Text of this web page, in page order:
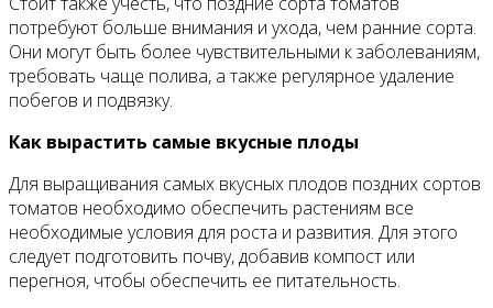
потребуют больше внимания и ухода, чем ранние сорта.
Они могут быть более чувствительными к заболеваниям,
требовать чаще полива, а также регулярное удаление
побегов и подвязку.
Как вырастить самые вкусные плоды
Для выращивания самых вкусных плодов поздних сортов
томатов необходимо обеспечить растениям все
необходимые условия для роста и развития. Для этого
следует подготовить почву, добавив компост или
перегноя, чтобы обеспечить ее питательность.